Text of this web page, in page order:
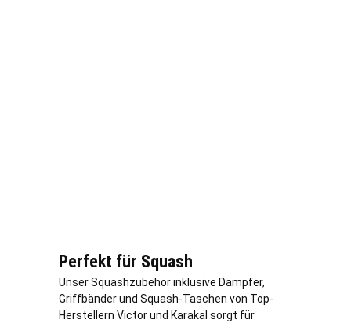
Perfekt für Squash
Unser Squashzubehör inklusive Dämpfer,
Griffbänder und Squash-Taschen von Top-
Herstellern Victor und Karakal sorgt für